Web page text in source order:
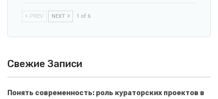
PREV NEXT 1 of 6
Свежие Записи
Понять современность: роль кураторских проектов в